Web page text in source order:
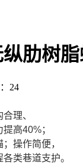
肋树
24
理、
高40%；
操作简便，
类巷道支护。